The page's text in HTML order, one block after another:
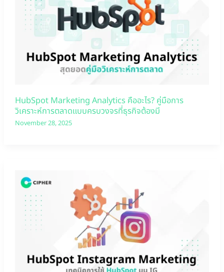
HubSpot Marketing Analytics คืออะไร? คู่มือการ
วิเคราะห์การตลาดแบบครบวงจรที่ธุรกิจต้องมี
November 28, 2025